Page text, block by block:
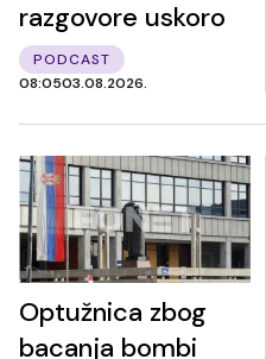
razgovore uskoro
PODCAST
08:0503.08.2026.
Optužnica zbog
bacanja bombi